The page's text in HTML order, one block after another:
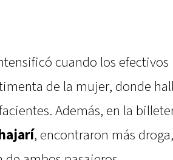
cuando los efectivos
de la mujer, donde
Además, en la
, encontraron más